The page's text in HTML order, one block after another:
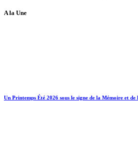
A la Une
Un Printemps Été 2026 sous le signe de la Mémoire et de